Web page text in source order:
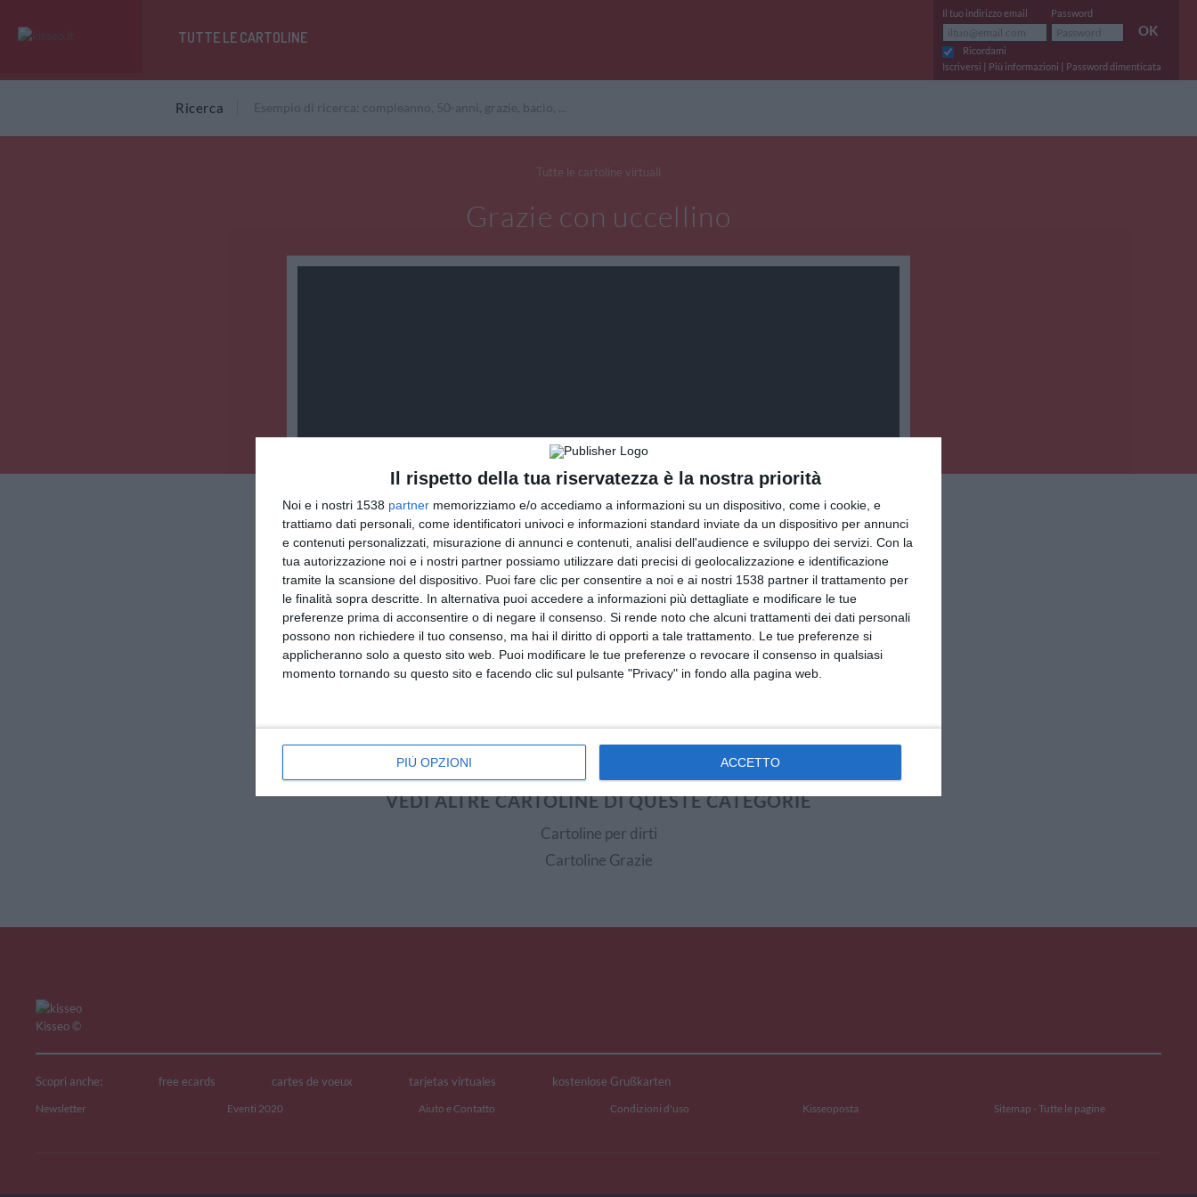
Il rispetto della tua riservatezza è la nostra priorità
Noi e i nostri 1538 partner memorizziamo e/o accediamo a informazioni su un dispositivo, come i cookie, e
trattiamo dati personali, come identificatori univoci e informazioni standard inviate da un dispositivo per annunci
e contenuti personalizzati, misurazione di annunci e contenuti, analisi dell'audience e sviluppo dei servizi. Con la
tua autorizzazione noi e i nostri partner possiamo utilizzare dati precisi di geolocalizzazione e identificazione
tramite la scansione del dispositivo. Puoi fare clic per consentire a noi e ai nostri 1538 partner il trattamento per
le finalità sopra descritte. In alternativa puoi accedere a informazioni più dettagliate e modificare le tue
preferenze prima di acconsentire o di negare il consenso. Si rende noto che alcuni trattamenti dei dati personali
possono non richiedere il tuo consenso, ma hai il diritto di opporti a tale trattamento. Le tue preferenze si
applicheranno solo a questo sito web. Puoi modificare le tue preferenze o revocare il consenso in qualsiasi
momento tornando su questo sito e facendo clic sul pulsante "Privacy" in fondo alla pagina web.
PIÙ OPZIONI ACCETTO
TUTTE LE CARTOLINE
Il tuo indirizzo email Password
OK
Ricordami
Iscriversi | Più informazioni | Password dimenticata
Ricerca
Tutte le cartoline virtuali
Grazie con uccellino
INVIA QUESTA CARTOLINA
via Email (GRATUITO)
Facebook, Twitter, WhatsApp, ...
VEDI ALTRE CARTOLINE DI QUESTE CATEGORIE
Cartoline per dirti
Cartoline Grazie
Kisseo©
Scopri anche: free ecards cartes de voeux tarjetas virtuales kostenlose Grußkarten
Newsletter Eventi 2020 Aiuto e Contatto Condizioni d'uso Kisseoposta Sitemap - Tutte le pagine